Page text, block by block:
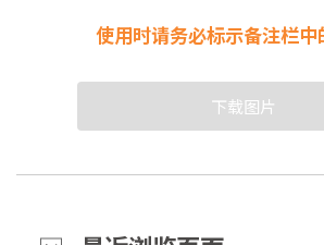
使用时请务必标示备注栏中
下载图片